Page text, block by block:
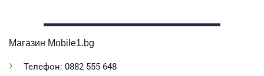
Магазин Mobile1.bg
Телефон: 0882 555 648